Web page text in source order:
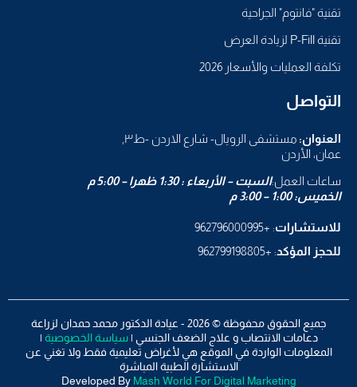
تقنية "فانتوم" الجراحية
تقنية P-Fill لزيادة العرض
تكلفة العمليات والأسعار 2026
التواصل
العنوان: مستشفى الرويال- شارع الاردن -ط٣,
عمان، الأردن
ساعات العمل:السبت – الأربعاء : 1:30 ظهرا – 5:00 م
الخميس: 1:00 – 3:00 م
للاستشارات: +962796000995
للحجز المؤكد: +962799198805
جميع الحقوق محفوظة © 2026 - عيادة الدكتور محمد حمدان لزراعة
دعامات الانتصاب و علاج الضعف الجنسي |سياسة الخصوصية |
المعلومات الواردة في الموقع هي لأغراض تعليمية فقط ولا تغني عن
الاستشارة الطبية المباشرة
Developed By Mash World For Digital Marketing